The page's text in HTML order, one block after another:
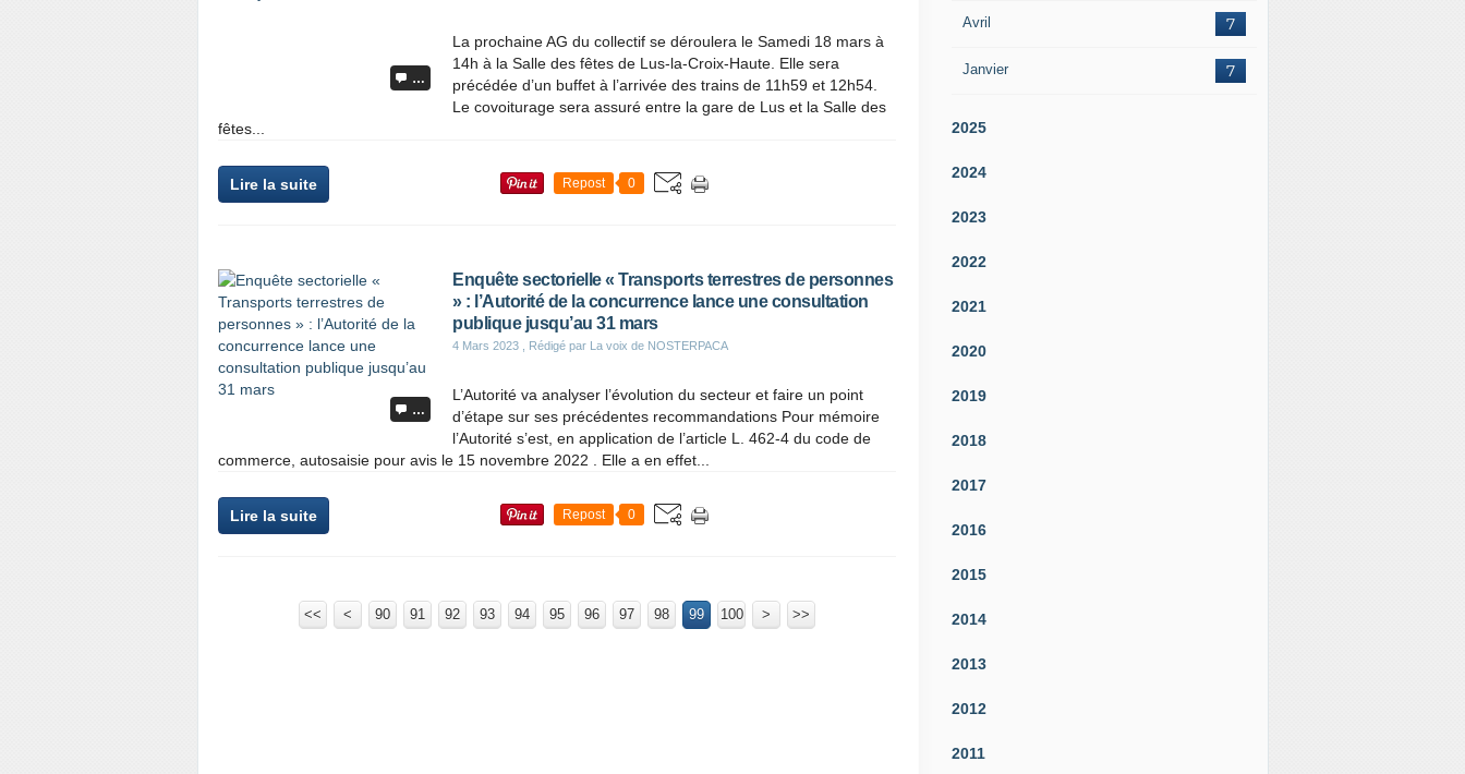
…
La prochaine AG du collectif se déroulera le Samedi 18 mars à
14h à la Salle des fêtes de Lus-la-Croix-Haute. Elle sera
précédée d’un buffet à l’arrivée des trains de 11h59 et 12h54.
Le covoiturage sera assuré entre la gare de Lus et la Salle des
fêtes...
Lire la suite Repost 0
…
Enquête sectorielle « Transports terrestres de personnes
» : l’Autorité de la concurrence lance une consultation
publique jusqu’au 31 mars
4 Mars 2023 , Rédigé par La voix de NOSTERPACA
L’Autorité va analyser l’évolution du secteur et faire un point
d’étape sur ses précédentes recommandations Pour mémoire
l’Autorité s’est, en application de l’article L. 462-4 du code de
commerce, autosaisie pour avis le 15 novembre 2022 . Elle a en effet...
Lire la suite Repost 0
<< < 10
20
30
40
50
60
70
80
90 91 92 93 94 95 96 97 98 99 100 200
300
400
500
600
700
> >>
Avril 7
Janvier 7
2025
2024
2023
2022
2021
2020
2019
2018
2017
2016
2015
2014
2013
2012
2011